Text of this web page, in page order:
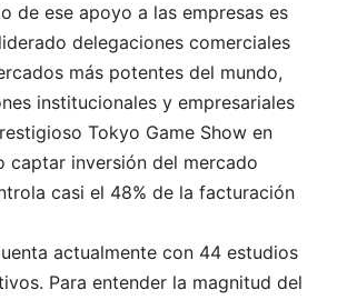
de ese apoyo a las empresas es
delegaciones comerciales
más potentes del mundo,
institucionales y empresariales
Tokyo Game Show en
captar inversión del mercado
casi el 48% de la facturación
actualmente con 44 estudios
Para entender la magnitud del